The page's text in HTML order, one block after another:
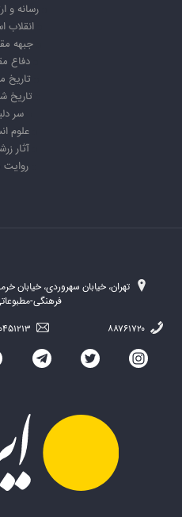
رسانه و
انقلاب
جبهه
دفاع
تاریخ
تاریخ
سر
علوم
آثار
روایت
تهران، خیابان سهروردی، خیابان
فرهنگی-